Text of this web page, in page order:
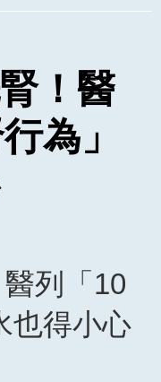
！醫
為」
列「10
也得小心